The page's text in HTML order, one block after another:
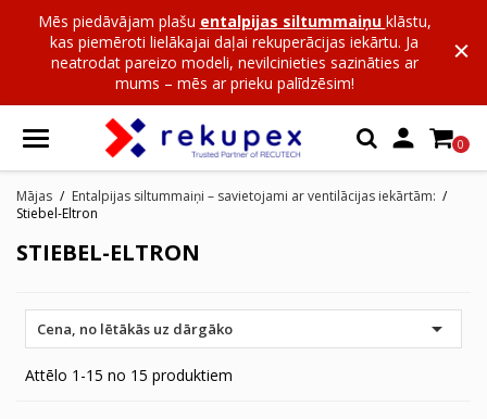
Mēs piedāvājam plašu entalpijas siltummaiņu klāstu,
kas piemēroti lielākajai daļai rekuperācijas iekārtu. Ja
neatrodat pareizo modeli, nevilcinieties sazināties ar
mums – mēs ar prieku palīdzēsim!
 0
Mājas
Entalpijas siltummaiņi – savietojami ar ventilācijas iekārtām:
Stiebel-Eltron
STIEBEL-ELTRON
Cena, no lētākās uz dārgāko 
Attēlo 1-15 no 15 produktiem